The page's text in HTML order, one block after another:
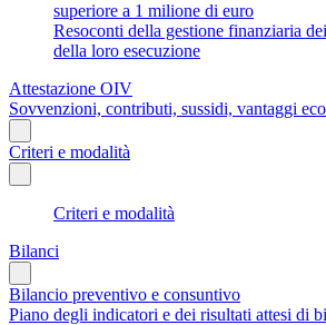
superiore a 1 milione di euro
Resoconti della gestione finanziaria
della loro esecuzione
Attestazione OIV
Sovvenzioni, contributi, sussidi, vantaggi
Criteri e modalità
Criteri e modalità
Bilanci
Bilancio preventivo e consuntivo
Piano degli indicatori e dei risultati attesi di